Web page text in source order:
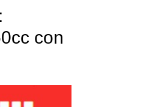
con